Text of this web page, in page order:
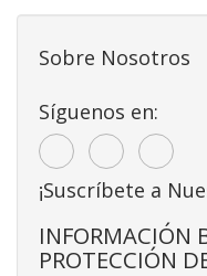
Sobre Nosotros
Síguenos en:
¡Suscríbete a
INFORMACIÓN
PROTECCIÓN